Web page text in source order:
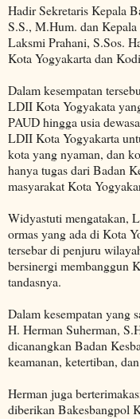
Hadir Sekretaris Kepala
S.S., M.Hum. dan
Laksmi Prahani, S.Sos.
Kota Yogyakarta dan
Dalam kesempatan
LDII Kota Yogyakata
PAUD hingga usia
LDII Kota Yogyakarta
kota yang nyaman, dan
hanya tugas dari Badan
masyarakat Kota
Widyastuti mengatakan,
ormas yang ada di Kota
tersebar di penjuru
bersinergi membanggun
tandasnya.
Dalam kesempatan yang
H. Herman Suherman,
dicanangkan Badan
keamanan, ketertiban,
Herman juga
diberikan Bakesbangpol